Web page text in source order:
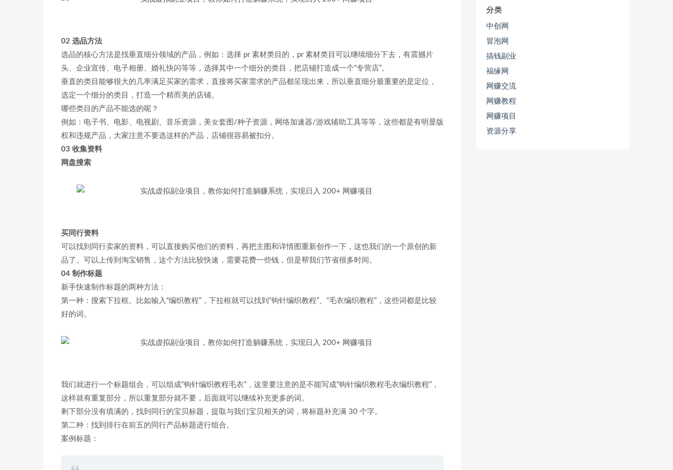
02 选品方法
选品的核心方法是找垂直细分领域的产品，例如：选择 pr 素材类目的，pr 素材类目可以继续细分下去，有震撼片
头、企业宣传、电子相册、婚礼快闪等等，选择其中一个细分的类目，把店铺打造成一个“专营店”。
垂直的类目能够很大的几率满足买家的需求，直接将买家需求的产品都呈现出来，所以垂直细分最重要的是定位，
选定一个细分的类目，打造一个精而美的店铺。
哪些类目的产品不能选的呢？
例如：电子书、电影、电视剧、音乐资源，美女套图/种子资源，网络加速器/游戏辅助工具等等，这些都是有明显版
权和违规产品，大家注意不要选这样的产品，店铺很容易被扣分。
03 收集资料
网盘搜索
买同行资料
可以找到同行卖家的资料，可以直接购买他们的资料，再把主图和详情图重新创作一下，这也我们的一个原创的新
品了。可以上传到淘宝销售，这个方法比较快速，需要花费一些钱，但是帮我们节省很多时间。
04 制作标题
新手快速制作标题的两种方法：
第一种：搜索下拉框。比如输入“编织教程”，下拉框就可以找到“钩针编织教程”、“毛衣编织教程”，这些词都是比较
好的词。
我们就进行一个标题组合，可以组成“钩针编织教程毛衣”，这里要注意的是不能写成“钩针编织教程毛衣编织教程”，
这样就有重复部分，所以重复部分就不要，后面就可以继续补充更多的词。
剩下部分没有填满的，找到同行的宝贝标题，提取与我们宝贝相关的词，将标题补充满 30 个字。
第二种：找到排行在前五的同行产品标题进行组合。
案例标题：
分类
中创网
冒泡网
搞钱副业
福缘网
网赚交流
网赚教程
网赚项目
资源分享